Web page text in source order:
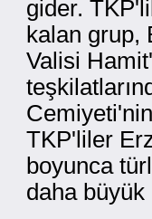
gider.
kalan grup,
Valisi
Cemiyeti'nin
TKP'liler
boyunca
daha